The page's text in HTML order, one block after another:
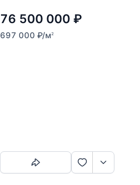
76 500 000 ₽
697 000 ₽/м2